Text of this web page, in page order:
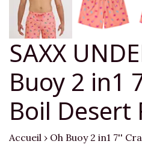
SAXX
Buoy 2 in1
Boil Desert
Accueil › Oh Buoy 2 in1 7''